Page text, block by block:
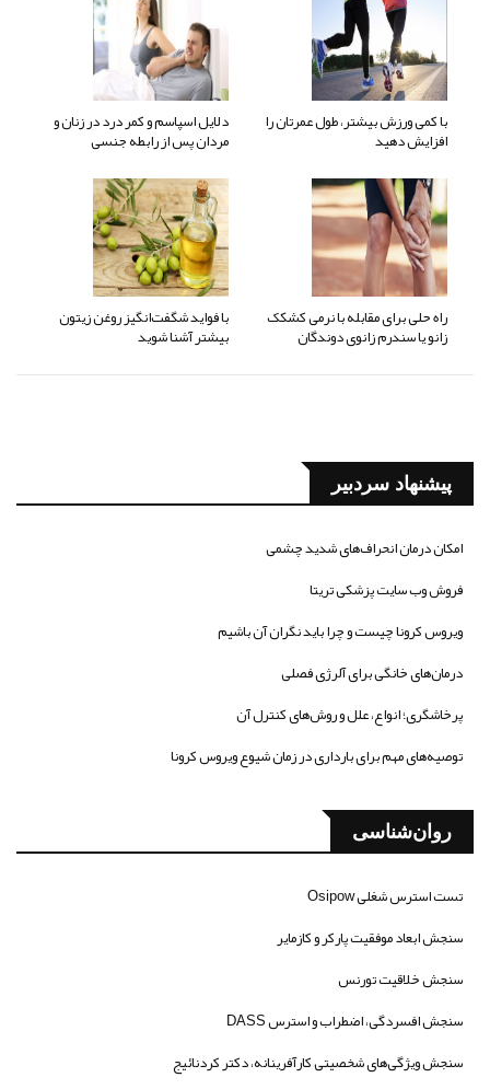
با کمی ورزش بیشتر، طول عمرتان را
افزایش دهید
دلایل اسپاسم و کمر درد در زنان و
مردان پس از رابطه جنسی
راه حلی برای مقابله با نرمی کشکک
زانو یا سندرم زانوی دوندگان
با فواید شگفت‌انگیز روغن زیتون
بیشتر آشنا شوید
پیشنهاد سردبیر
امکان درمان انحراف‌های شدید چشمی
فروش وب سایت پزشکی تریتا
ویروس کرونا چیست و چرا باید نگران آن باشیم
درمان‌های خانگی برای آلرژی فصلی
پرخاشگری؛ انواع، علل و روش‌های کنترل آن
توصیه‌های مهم برای بارداری در زمان شیوع ویروس کرونا
روان‌شناسی
تست استرس شغلی Osipow
سنجش ابعاد موفقیت پارکر و کازمایر
سنجش خلاقیت تورنس
سنجش افسردگی، اضطراب و استرس DASS
سنجش ویژگی‌های شخصیتی کارآفرینانه، دکتر کردنائیج